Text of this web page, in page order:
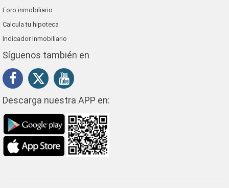
Foro inmobiliario
Calcula tu hipoteca
Indicador Inmobiliario
Síguenos también en
Descarga nuestra APP en: